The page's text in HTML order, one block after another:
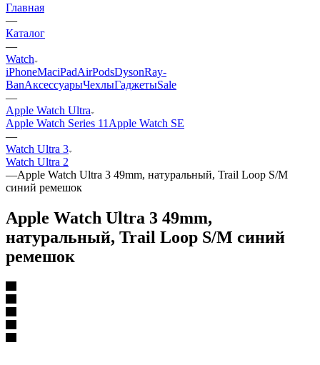
Главная
—
Каталог
—
Watch
iPhoneMaciPadAirPodsDysonRay-
BanАксессуарыЧехлыГаджетыSale
—
Apple Watch Ultra
Apple Watch Series 11 Apple Watch SE
—
Watch Ultra 3
Watch Ultra 2
—Apple Watch Ultra 3 49mm, натуральный, Trail Loop S/M
синий ремешок
Apple Watch Ultra 3 49mm,
натуральный, Trail Loop S/M синий
ремешок